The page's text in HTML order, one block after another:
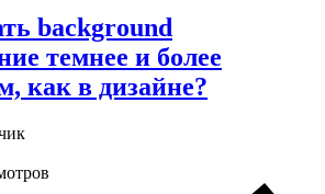
background
темнее и более
как в дизайне?